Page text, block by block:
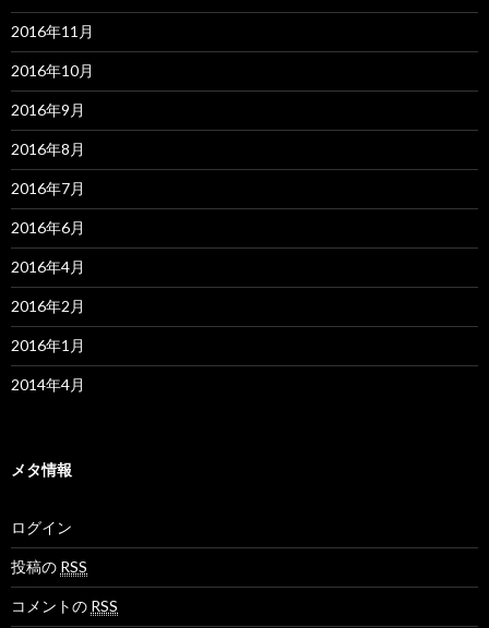
2016年11月
2016年10月
2016年9月
2016年8月
2016年7月
2016年6月
2016年4月
2016年2月
2016年1月
2014年4月
メタ情報
ログイン
投稿の RSS
コメントの RSS